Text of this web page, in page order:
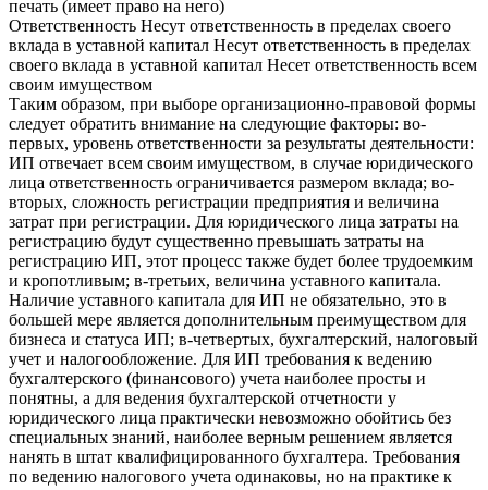
печать (имеет право на него)
Ответственность Несут ответственность в пределах своего
вклада в уставной капитал Несут ответственность в пределах
своего вклада в уставной капитал Несет ответственность всем
своим имуществом
Таким образом, при выборе организационно-правовой формы
следует обратить внимание на следующие факторы: во-
первых, уровень ответственности за результаты деятельности:
ИП отвечает всем своим имуществом, в случае юридического
лица ответственность ограничивается размером вклада; во-
вторых, сложность регистрации предприятия и величина
затрат при регистрации. Для юридического лица затраты на
регистрацию будут существенно превышать затраты на
регистрацию ИП, этот процесс также будет более трудоемким
и кропотливым; в-третьих, величина уставного капитала.
Наличие уставного капитала для ИП не обязательно, это в
большей мере является дополнительным преимуществом для
бизнеса и статуса ИП; в-четвертых, бухгалтерский, налоговый
учет и налогообложение. Для ИП требования к ведению
бухгалтерского (финансового) учета наиболее просты и
понятны, а для ведения бухгалтерской отчетности у
юридического лица практически невозможно обойтись без
специальных знаний, наиболее верным решением является
нанять в штат квалифицированного бухгалтера. Требования
по ведению налогового учета одинаковы, но на практике к